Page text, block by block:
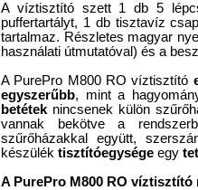
A víztisztító szett 1 db 5
puffertartályt, 1 db tisztavíz
tartalmaz. Részletes magyar
használati útmutatóval) és a
A PurePro M800 RO víztisztító
egyszerűbb, mint a
betétek nincsenek külön
vannak bekötve a
szűrőházakkal együtt,
készülék tisztítóegysége egy
A PurePro M800 RO